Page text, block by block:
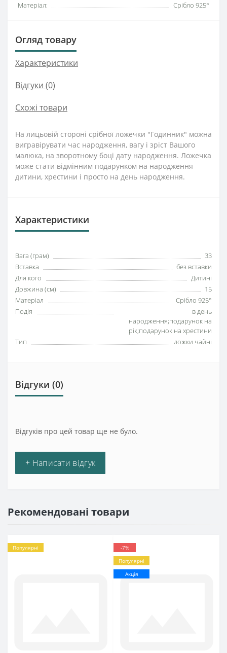
Матеріал:
Срібло 925°
Огляд товару
Характеристики
Відгуки (0)
Схожі товари
На лицьовій стороні срібної ложечки "Годинник" можна
вигравірувати час народження, вагу і зріст Вашого
малюка, на зворотному боці дату народження. Ложечка
може стати відмінним подарунком на народження
дитини, хрестини і просто на день народження.
Характеристики
Вага (грам)
33
Вставка
без вставки
Для кого
Дитині
Довжина (см)
15
Матеріал
Срібло 925°
Подія
в день
народження;подарунок на
рік;подарунок на хрестини
Тип
ложки чайні
Відгуки (0)
Відгуків про цей товар ще не було.
+ Написати відгук
Рекомендовані товари
Популярні
-7%
Популярні
Акція